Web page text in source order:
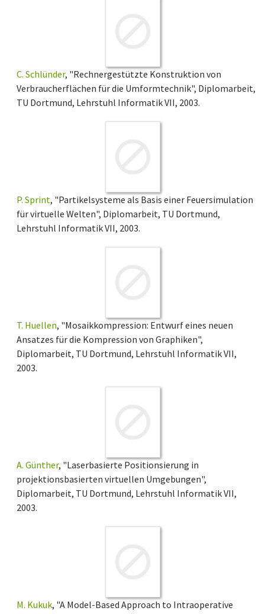
C. Schlünder, "Rechnergestützte Konstruktion von
Verbraucherflächen für die Umformtechnik", Diplomarbeit,
TU Dortmund, Lehrstuhl Informatik VII, 2003.
P. Sprint, "Partikelsysteme als Basis einer Feuersimulation
für virtuelle Welten", Diplomarbeit, TU Dortmund,
Lehrstuhl Informatik VII, 2003.
T. Huellen, "Mosaikkompression: Entwurf eines neuen
Ansatzes für die Kompression von Graphiken",
Diplomarbeit, TU Dortmund, Lehrstuhl Informatik VII,
2003.
A. Günther, "Laserbasierte Positionsierung in
projektionsbasierten virtuellen Umgebungen",
Diplomarbeit, TU Dortmund, Lehrstuhl Informatik VII,
2003.
M. Kukuk, "A Model-Based Approach to Intraoperative